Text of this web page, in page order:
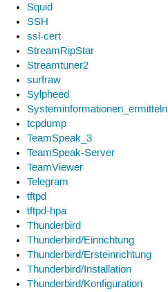
Squid
SSH
ssl-cert
StreamRipStar
Streamtuner2
surfraw
Sylpheed
Systeminformationen_ermitteln
tcpdump
TeamSpeak_3
TeamSpeak-Server
TeamViewer
Telegram
tftpd
tftpd-hpa
Thunderbird
Thunderbird/Einrichtung
Thunderbird/Ersteinrichtung
Thunderbird/Installation
Thunderbird/Konfiguration